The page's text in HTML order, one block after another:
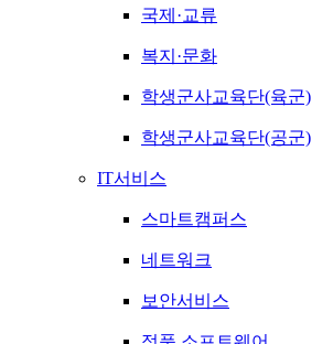
국제·교류
복지·문화
학생군사교육단(육군)
학생군사교육단(공군)
IT서비스
스마트캠퍼스
네트워크
보안서비스